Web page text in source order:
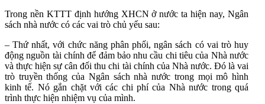
Trong nền KTTT định hướng XHCN ở nước ta hiện nay, Ngân
sách nhà nước có các vai trò chủ yếu sau:
– Thứ nhất, với chức năng phân phối, ngân sách có vai trò huy
động nguồn tài chính để đảm bảo nhu cầu chi tiêu của Nhà nước
và thực hiện sự cân đối thu chi tài chính của Nhà nước. Đó là vai
trò truyền thống của Ngân sách nhà nước trong mọi mô hình
kinh tế. Nó gắn chặt với các chi phí của Nhà nước trong quá
trình thực hiện nhiệm vụ của mình.